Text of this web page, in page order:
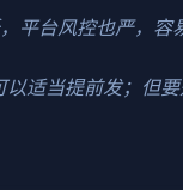
台风控也严，容
适当提前发；但